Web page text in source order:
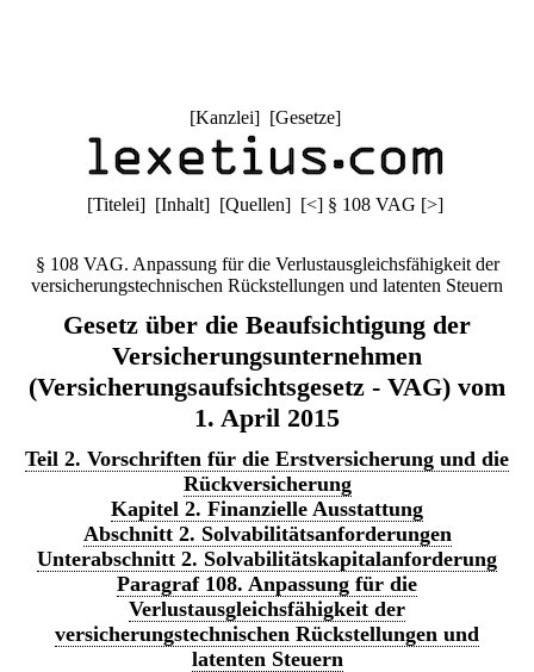
[Kanzlei] [Gesetze]
[Titelei] [Inhalt] [Quellen] [<] § 108 VAG [>]
§ 108 VAG. Anpassung für die Verlustausgleichsfähigkeit der
versicherungstechnischen Rückstellungen und latenten Steuern
Gesetz über die Beaufsichtigung der
Versicherungsunternehmen
(Versicherungsaufsichtsgesetz - VAG) vom
1. April 2015
Teil 2. Vorschriften für die Erstversicherung und die
Rückversicherung
Kapitel 2. Finanzielle Ausstattung
Abschnitt 2. Solvabilitätsanforderungen
Unterabschnitt 2. Solvabilitätskapitalanforderung
Paragraf 108. Anpassung für die
Verlustausgleichsfähigkeit der
versicherungstechnischen Rückstellungen und
latenten Steuern